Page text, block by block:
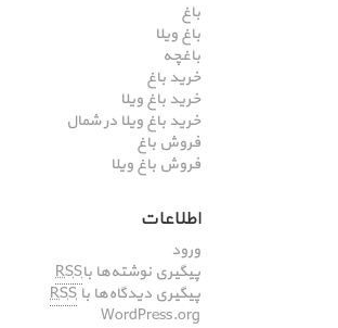
باغ
باغ ویلا
باغچه
خرید باغ
خرید باغ ویلا
خرید باغ ویلا در شمال
فروش باغ
فروش باغ ویلا
اطلاعات
ورود
پیگیری نوشته‌ها باRSS
پیگیری دیدگاه‌ها با RSS
WordPress.org